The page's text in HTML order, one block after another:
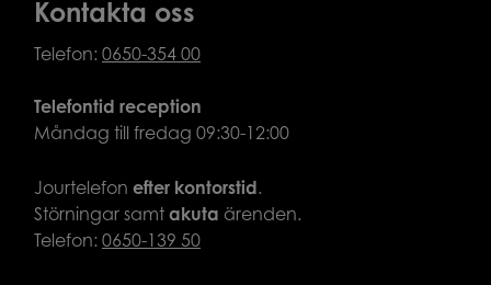
Kontakta oss
Telefon: 0650-354 00
Telefontid reception
Måndag till fredag 09:30-12:00
Jourtelefon efter kontorstid.
Störningar samt akuta ärenden.
Telefon: 0650-139 50